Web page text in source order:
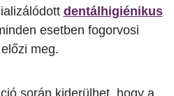
dentálhigiénikus
esetben fogorvosi
meg.
során kiderülhet, hogy a